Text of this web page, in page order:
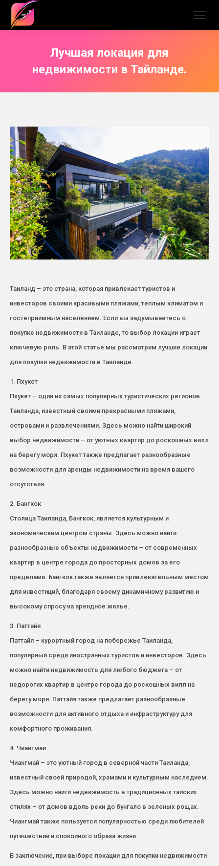
Лучшая локация для
недвижимости в Тайланде.
Таиланд – это страна, которая привлекает туристов и
инвесторов своими красивыми пляжами, теплым климатом и
гостеприимным населением. Если вы задумываетесь о
покупке недвижимости в Таиланде, то выбор локации играет
ключевую роль. В этой статье мы рассмотрим лучшие локации
для покупки недвижимости в Таиланде.
1. Пхукет
Пхукет – один из самых популярных туристических регионов
Таиланда, известный своими прекрасными пляжами,
островами и развлечениями. Здесь можно найти широкий
выбор недвижимости – от уютных квартир до роскошных вилл
на берегу моря. Пхукет также предлагает разнообразные
возможности для аренды недвижимости на время вашего
отсутствия.
2. Бангкок
Столица Таиланда, Бангкок, является культурным и
экономическим центром страны. Здесь можно найти
разнообразные объекты недвижимости – от современных
квартир в центре города до просторных домов за его
пределами. Бангкок также является привлекательным местом
для инвестиций, благодаря своему динамичному развитию и
высокому спросу на арендное жилье.
3. Паттайя
Паттайя – курортный город на побережье Таиланда,
популярный среди иностранных туристов и инвесторов. Здесь
можно найти недвижимость для любого бюджета – от
недорогих квартир в центре города до роскошных вилл на
берегу моря. Паттайя также предлагает разнообразные
возможности для активного отдыха и инфраструктуру для
комфортного проживания.
4. Чиангмай
Чиангмай – это уютный город в северной части Таиланда,
известный своей природой, храмами и культурным наследием.
Здесь можно найти недвижимость в традиционных тайских
стилях – от домов вдоль реки до бунгало в зеленых рощах.
Чиангмай также пользуется популярностью среди любителей
путешествий и спокойного образа жизни.
В заключение, при выборе локации для покупки недвижимости